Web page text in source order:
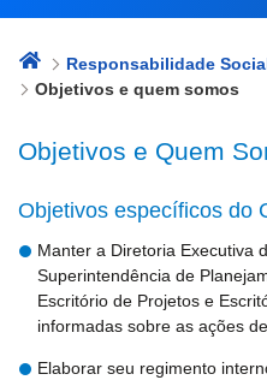
Responsabilidade
Objetivos e quem somos
Objetivos e Quem
Objetivos específicos do
Manter a Diretoria Executiva
Superintendência de
Escritório de Projetos e
informadas sobre as ações
Elaborar seu regimento